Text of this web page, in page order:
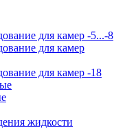
для камер -5...-8
для камер
для камер -18
жидкости